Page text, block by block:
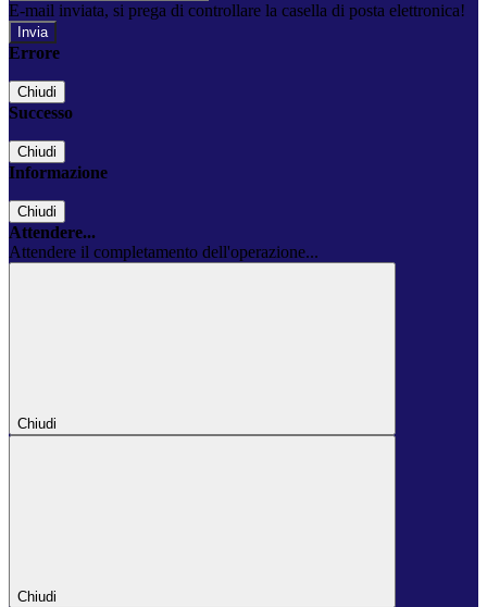
E-mail inviata, si prega di controllare la casella di posta elettronica!
Errore
Chiudi
Successo
Chiudi
Informazione
Chiudi
Attendere...
Attendere il completamento dell'operazione...
Chiudi
Chiudi